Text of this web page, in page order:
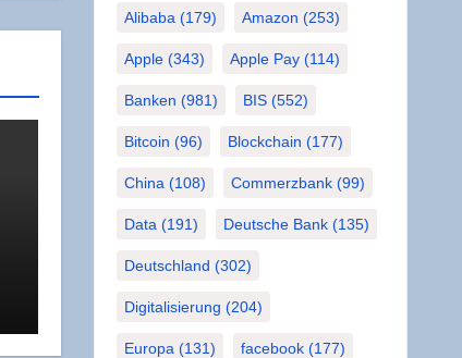
Alibaba (179) Amazon (253)
Apple(343) Apple Pay(114)
Banken (981) BIS(552)
Bitcoin (96) Blockchain (177)
China (108) Commerzbank(99)
Data (191) Deutsche Bank(135)
Deutschland (302)
Digitalisierung (204)
Europa (131) facebook(177)